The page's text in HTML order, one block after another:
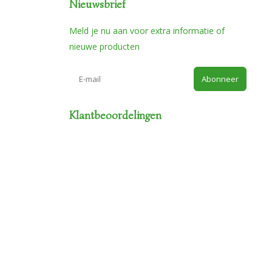
Nieuwsbrief
Meld je nu aan voor extra informatie of
nieuwe producten
Abonneer
Klantbeoordelingen